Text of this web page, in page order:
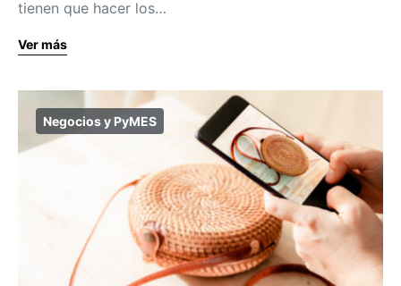
tienen que hacer los…
Ver más
Negocios y PyMES